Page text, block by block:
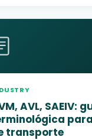
AVL, SAEIV:
transporte